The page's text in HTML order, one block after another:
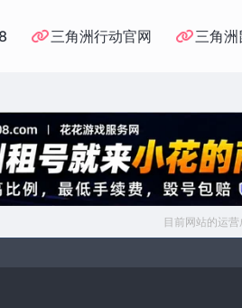
三角洲行动官网 三角洲
目前网站的运